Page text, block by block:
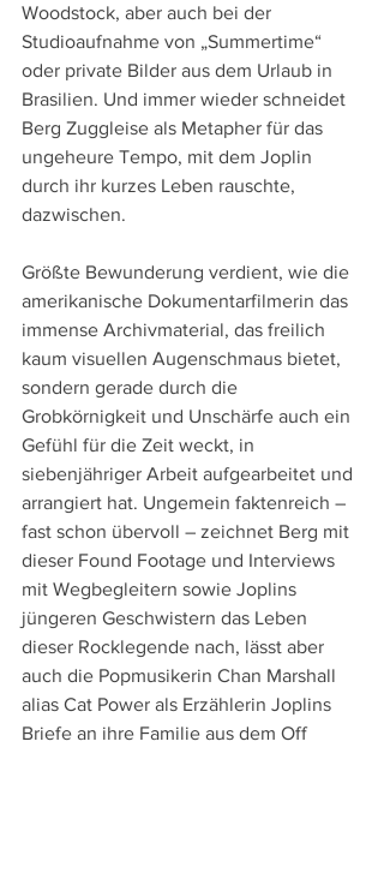
Woodstock, aber auch bei der
Studioaufnahme von „Summertime“
oder private Bilder aus dem Urlaub in
Brasilien. Und immer wieder schneidet
Berg Zuggleise als Metapher für das
ungeheure Tempo, mit dem Joplin
durch ihr kurzes Leben rauschte,
dazwischen.
Größte Bewunderung verdient, wie die
amerikanische Dokumentarfilmerin das
immense Archivmaterial, das freilich
kaum visuellen Augenschmaus bietet,
sondern gerade durch die
Grobkörnigkeit und Unschärfe auch ein
Gefühl für die Zeit weckt, in
siebenjähriger Arbeit aufgearbeitet und
arrangiert hat. Ungemein faktenreich –
fast schon übervoll – zeichnet Berg mit
dieser Found Footage und Interviews
mit Wegbegleitern sowie Joplins
jüngeren Geschwistern das Leben
dieser Rocklegende nach, lässt aber
auch die Popmusikerin Chan Marshall
alias Cat Power als Erzählerin Joplins
Briefe an ihre Familie aus dem Off